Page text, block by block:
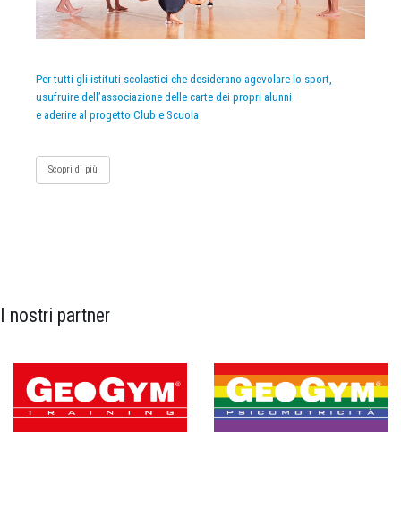
Per tutti gli istituti scolastici che desiderano agevolare lo sport,
usufruire dell’associazione delle carte dei propri alunni
e aderire al progetto Club e Scuola
Scopri di più
I nostri partner